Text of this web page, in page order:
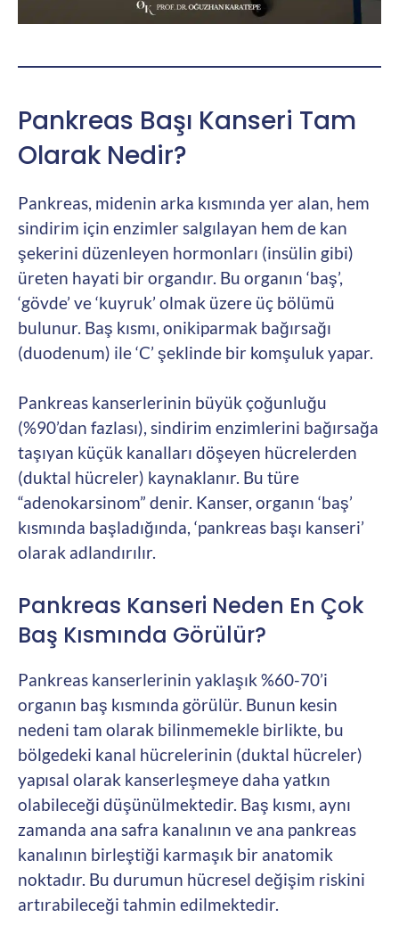
Pankreas Başı Kanseri Tam
Olarak Nedir?
Pankreas, midenin arka kısmında yer alan, hem
sindirim için enzimler salgılayan hem de kan
şekerini düzenleyen hormonları (insülin gibi)
üreten hayati bir organdır. Bu organın ‘baş’,
‘gövde’ ve ‘kuyruk’ olmak üzere üç bölümü
bulunur. Baş kısmı, onikiparmak bağırsağı
(duodenum) ile ‘C’ şeklinde bir komşuluk yapar.
Pankreas kanserlerinin büyük çoğunluğu
(%90’dan fazlası), sindirim enzimlerini bağırsağa
taşıyan küçük kanalları döşeyen hücrelerden
(duktal hücreler) kaynaklanır. Bu türe
“adenokarsinom” denir. Kanser, organın ‘baş’
kısmında başladığında, ‘pankreas başı kanseri’
olarak adlandırılır.
Pankreas Kanseri Neden En Çok
Baş Kısmında Görülür?
Pankreas kanserlerinin yaklaşık %60-70’i
organın baş kısmında görülür. Bunun kesin
nedeni tam olarak bilinmemekle birlikte, bu
bölgedeki kanal hücrelerinin (duktal hücreler)
yapısal olarak kanserleşmeye daha yatkın
olabileceği düşünülmektedir. Baş kısmı, aynı
zamanda ana safra kanalının ve ana pankreas
kanalının birleştiği karmaşık bir anatomik
noktadır. Bu durumun hücresel değişim riskini
artırabileceği tahmin edilmektedir.